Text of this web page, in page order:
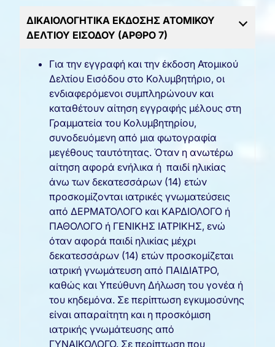
ΔΙΚΑΙΟΛΟΓΗΤΙΚΑ ΕΚΔΟΣΗΣ ΑΤΟΜΙΚΟΥ
ΔΕΛΤΙΟΥ ΕΙΣΟΔΟΥ (ΑΡΘΡΟ 7)
Για την εγγραφή και την έκδοση Ατομικού
Δελτίου Εισόδου στο Κολυμβητήριο, οι
ενδιαφερόμενοι συμπληρώνουν και
καταθέτουν αίτηση εγγραφής μέλους στη
Γραμματεία του Κολυμβητηρίου,
συνοδευόμενη από μια φωτογραφία
μεγέθους ταυτότητας. Όταν η ανωτέρω
αίτηση αφορά ενήλικα ή παιδί ηλικίας
άνω των δεκατεσσάρων (14) ετών
προσκομίζονται ιατρικές γνωματεύσεις
από ΔΕΡΜΑΤΟΛΟΓΟ και ΚΑΡΔΙΟΛΟΓΟ ή
ΠΑΘΟΛΟΓΟ ή ΓΕΝΙΚΗΣ ΙΑΤΡΙΚΗΣ, ενώ
όταν αφορά παιδί ηλικίας μέχρι
δεκατεσσάρων (14) ετών προσκομίζεται
ιατρική γνωμάτευση από ΠΑΙΔΙΑΤΡΟ,
καθώς και Υπεύθυνη Δήλωση του γονέα ή
του κηδεμόνα. Σε περίπτωση εγκυμοσύνης
είναι απαραίτητη και η προσκόμιση
ιατρικής γνωμάτευσης από
ΓΥΝΑΙΚΟΛΟΓΟ. Σε περίπτωση που